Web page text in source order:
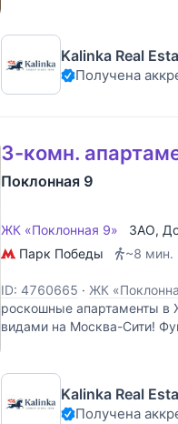
Kalinka Real
Получена
3-комн.
Поклонная 9
ЖК «Поклонная 9» ЗАО,
Парк Победы
~8 мин.
ID: 4760665 · ЖК
роскошные апартаменты
видами на Москва-Сити!
Kalinka Real
Получена